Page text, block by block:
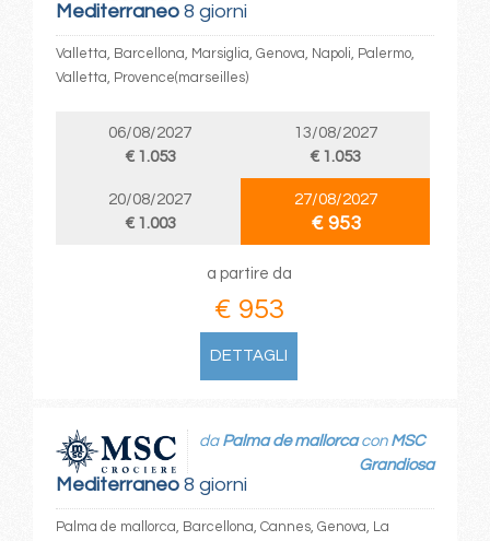
Mediterraneo8 giorni
Valletta, Barcellona, Marsiglia, Genova, Napoli, Palermo,
Valletta, Provence(marseilles)
06/08/2027
€ 1.053
13/08/2027
€ 1.053
20/08/2027
€ 1.003
27/08/2027
€ 953
a partire da
€ 953
DETTAGLI
Mediterraneo8 giorni
da Palma de mallorcacon MSC
Grandiosa
Palma de mallorca, Barcellona, Cannes, Genova, La